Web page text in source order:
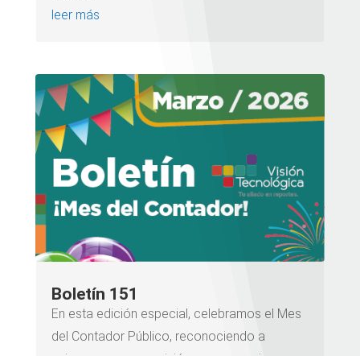
leer más
Boletín 151
En esta edición especial, celebramos el Mes
del Contador Público, reconociendo a